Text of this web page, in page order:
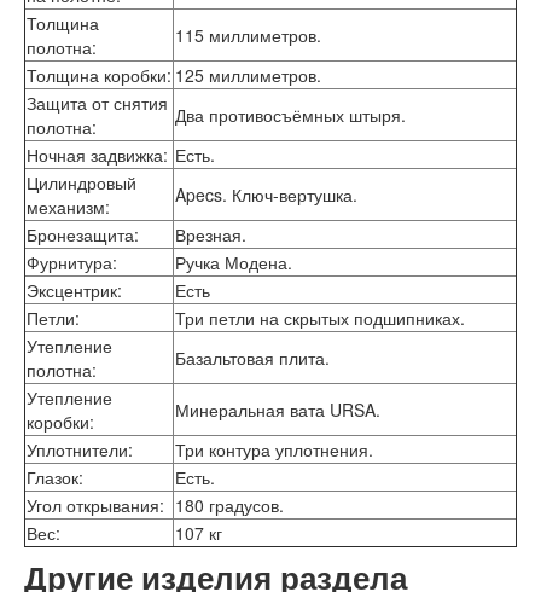
Интекрон Италия
Интекрон Колизей
Интекрон Колизей Белый
Интекрон Неаполь
Интекрон Олимпия
Интекрон Премьера
Интекрон Профит
Интекрон Ронда
Интекрон Сицилия
Интекрон Спарта Белая
Интекрон Спарта Грей
Интекрон Термо
Интекрон Тетра
Интекрон Фараон
Интекрон Форте
Двери АСД
Двери Ратибор
Двери Аргус
Тамбурные двери
Межкомнатные двери
Двери Альберо
Альянс
Вест
Толщина
полотна:
115 миллиметров.
Толщина коробки: 125 миллиметров.
Защита от снятия
полотна:
Два противосъёмных штыря.
Ночная задвижка: Есть.
Цилиндровый
механизм:
Apecs. Ключ-вертушка.
Бронезащита:
Врезная.
Фурнитура:
Ручка Модена.
Эксцентрик:
Есть
Петли:
Три петли на скрытых подшипниках.
Утепление
полотна:
Базальтовая плита.
Утепление
коробки:
Минеральная вата URSA.
Уплотнители:
Три контура уплотнения.
Глазок:
Есть.
Угол открывания: 180 градусов.
Вес: 107 кг
Другие изделия раздела